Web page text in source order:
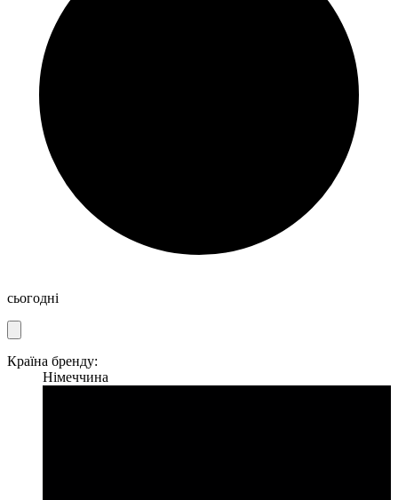
сьогодні
Країна бренду:
Німеччина